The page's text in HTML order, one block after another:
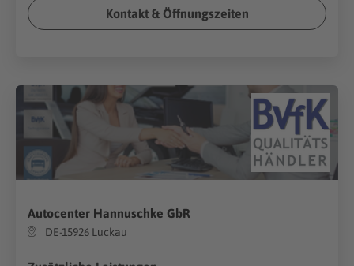
Kontakt & Öffnungszeiten
Autocenter Hannuschke GbR
DE-15926 Luckau